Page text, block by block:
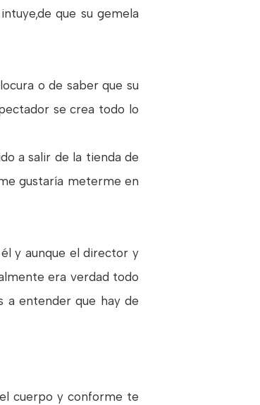
que su gemela
o de saber que su
se crea todo lo
a salir de la tienda de
gustaría meterme en
y aunque el director y
era verdad todo
a entender que hay de
cuerpo y conforme te